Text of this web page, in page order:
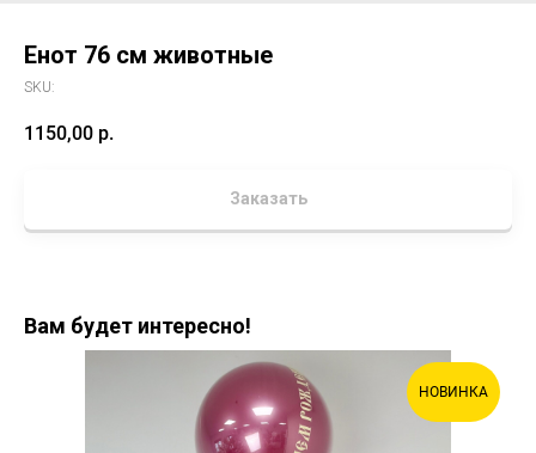
Енот 76 см животные
SKU:
1150,00 р.
Заказать
Вам будет интересно!
НОВИНКА